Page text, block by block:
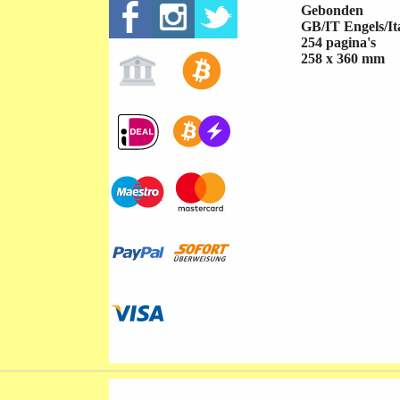
Gebonden
GB/IT Engels/
254 pagina's
258 x 360 mm